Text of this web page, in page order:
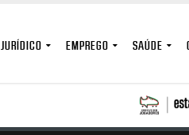
JURÍDICO EMPREGO SAÚDE